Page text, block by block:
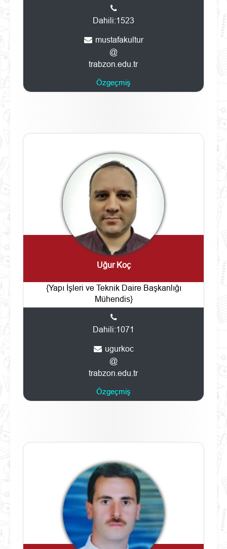
Dahili:1523
mustafakultur
@
trabzon.edu.tr
Özgeçmiş
Uğur Koç
{Yapı İşleri ve Teknik Daire Başkanlığı
Mühendis}
Dahili:1071
ugurkoc
@
trabzon.edu.tr
Özgeçmiş